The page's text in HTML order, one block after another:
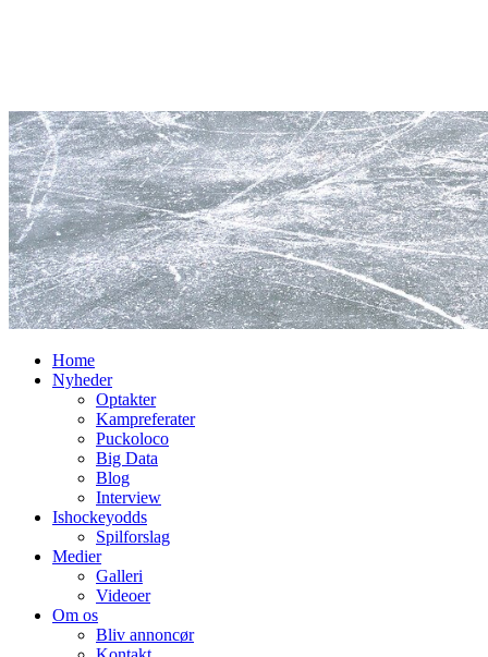
Home
Nyheder
Optakter
Kampreferater
Puckoloco
Big Data
Blog
Interview
Ishockeyodds
Spilforslag
Medier
Galleri
Videoer
Om os
Bliv annoncør